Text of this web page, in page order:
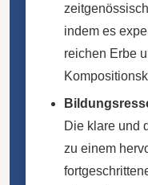
indem es
reichen Erbe
Die klare und
zu einem